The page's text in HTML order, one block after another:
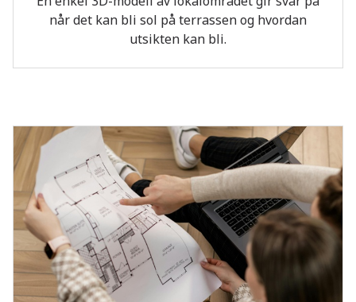
når det kan bli sol på terrassen og hvordan
utsikten kan bli.